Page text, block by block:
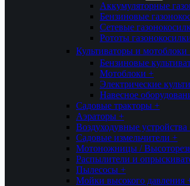
Аккумуляторные
Бензиновые
Сетевые
Рототы
Культиваторы и мотоблоки
Бензиновые
Мотоблоки +
Электрические
Навесное
Садовые тракторы +
Аэраторы +
Воздуходувные устройства
Садовые измельчители +
Мотоножницы /
Распылители и
Пылесосы +
Мойки высокого давления